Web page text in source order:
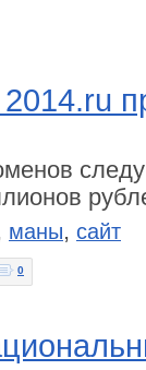
маны, сайт
0